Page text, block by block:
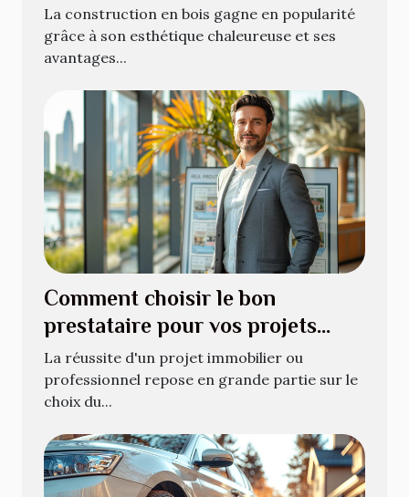
construction en bois
La construction en bois gagne en popularité
grâce à son esthétique chaleureuse et ses
avantages...
Comment choisir le bon
prestataire pour vos projets
immobiliers ou professionnels
La réussite d'un projet immobilier ou
professionnel repose en grande partie sur le
choix du...